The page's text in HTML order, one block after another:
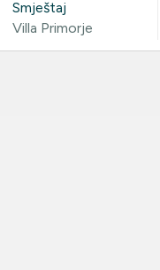
Smještaj
Villa Primorje